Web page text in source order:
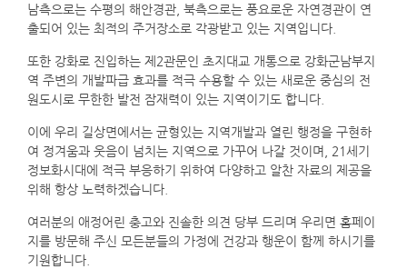
남측으로는 수평의 해안경관, 북측으로는 풍요로운 자연경관이 연
출되어 있는 최적의 주거장소로 각광받고 있는 지역입니다.
또한 강화로 진입하는 제2관문인 초지대교 개통으로 강화군남부지
역 주변의 개발파급 효과를 적극 수용할 수 있는 새로운 중심의 전
원도시로 무한한 발전 잠재력이 있는 지역이기도 합니다.
이에 우리 길상면에서는 균형있는 지역개발과 열린 행정을 구현하
여 정겨움과 웃음이 넘치는 지역으로 가꾸어 나갈 것이며, 21세기
정보화시대에 적극 부응하기 위하여 다양하고 알찬 자료의 제공을
위해 항상 노력하겠습니다.
여러분의 애정어린 충고와 진솔한 의견 당부 드리며 우리면 홈페이
지를 방문해 주신 모든분들의 가정에 건강과 행운이 함께 하시기를
기원합니다.